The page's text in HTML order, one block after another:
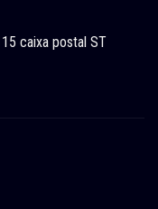
caixa postal ST